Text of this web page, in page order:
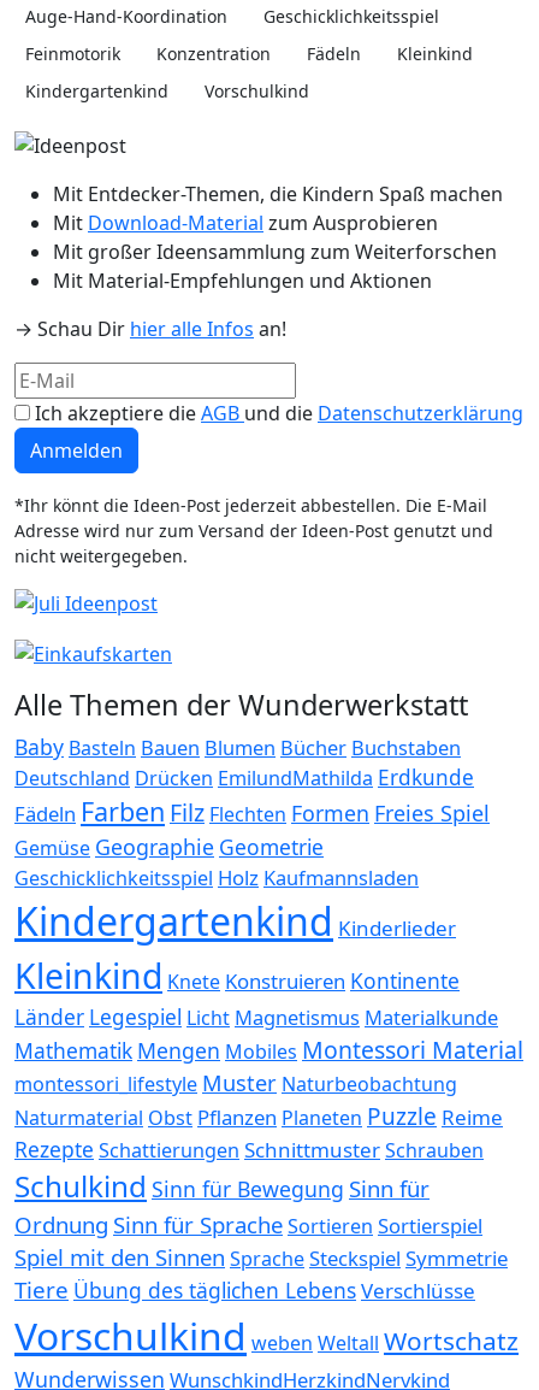
Auge-Hand-Koordination
Geschicklichkeitsspiel
Feinmotorik
Konzentration Fädeln
Kleinkind
Kindergartenkind
Vorschulkind
Mit Entdecker-Themen, die Kindern Spaß machen
Mit Download-Material zum Ausprobieren
Mit großer Ideensammlung zum Weiterforschen
Mit Material-Empfehlungen und Aktionen
→ Schau Dir hier alle Infos an!
Ich akzeptiere dieAGB und die Datenschutzerklärung
Anmelden
*Ihr könnt die Ideen-Post jederzeit abbestellen. Die E-Mail
Adresse wird nur zum Versand der Ideen-Post genutzt und
nicht weitergegeben.
Alle Themen der Wunderwerkstatt
Baby Basteln Bauen Blumen Bücher Buchstaben
Deutschland Drücken EmilundMathilda Erdkunde
Fädeln Farben Filz Flechten Formen Freies Spiel
Gemüse Geographie Geometrie
Geschicklichkeitsspiel Holz Kaufmannsladen
Kindergartenkind Kinderlieder
Kleinkind Knete Konstruieren Kontinente
Länder Legespiel Licht Magnetismus Materialkunde
Mathematik Mengen Mobiles Montessori Material
montessori_lifestyle Muster Naturbeobachtung
Naturmaterial Obst Pflanzen Planeten Puzzle Reime
Rezepte Schattierungen SchnittmusterSchrauben
Schulkind Sinn für Bewegung Sinn für
Ordnung Sinn für SpracheSortieren Sortierspiel
Spiel mit den Sinnen SpracheSteckspiel Symmetrie
Tiere Übung des täglichen LebensVerschlüsse
Vorschulkind weben Weltall Wortschatz
Wunderwissen WunschkindHerzkindNervkind